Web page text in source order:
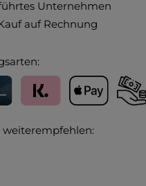
Unternehmen
auf Rechnung
weiterempfehlen: